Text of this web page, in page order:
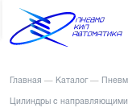
Главная — Каталог —
Цилиндры с